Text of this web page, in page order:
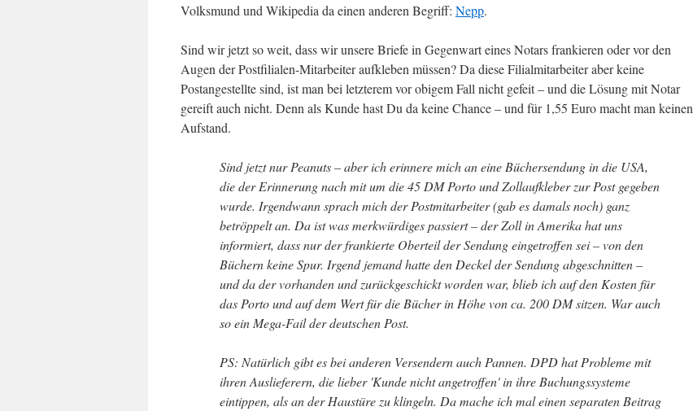
Volksmund und Wikipedia da einen anderen Begriff: Nepp.
Sind wir jetzt so weit, dass wir unsere Briefe in Gegenwart eines Notars frankieren oder vor den
Augen der Postfilialen-Mitarbeiter aufkleben müssen? Da diese Filialmitarbeiter aber keine
Postangestellte sind, ist man bei letzterem vor obigem Fall nicht gefeit – und die Lösung mit Notar
gereift auch nicht. Denn als Kunde hast Du da keine Chance – und für 1,55 Euro macht man keinen
Aufstand.
Sind jetzt nur Peanuts – aber ich erinnere mich an eine Büchersendung in die USA,
die der Erinnerung nach mit um die 45 DM Porto und Zollaufkleber zur Post gegeben
wurde. Irgendwann sprach mich der Postmitarbeiter (gab es damals noch) ganz
betröppelt an. Da ist was merkwürdiges passiert – der Zoll in Amerika hat uns
informiert, dass nur der frankierte Oberteil der Sendung eingetroffen sei – von den
Büchern keine Spur. Irgend jemand hatte den Deckel der Sendung abgeschnitten –
und da der vorhanden und zurückgeschickt worden war, blieb ich auf den Kosten für
das Porto und auf dem Wert für die Bücher in Höhe von ca. 200 DM sitzen. War auch
so ein Mega-Fail der deutschen Post.
PS: Natürlich gibt es bei anderen Versendern auch Pannen. DPD hat Probleme mit
ihren Auslieferern, die lieber 'Kunde nicht angetroffen' in ihre Buchungssysteme
eintippen, als an der Haustüre zu klingeln. Da mache ich mal einen separaten Beitrag